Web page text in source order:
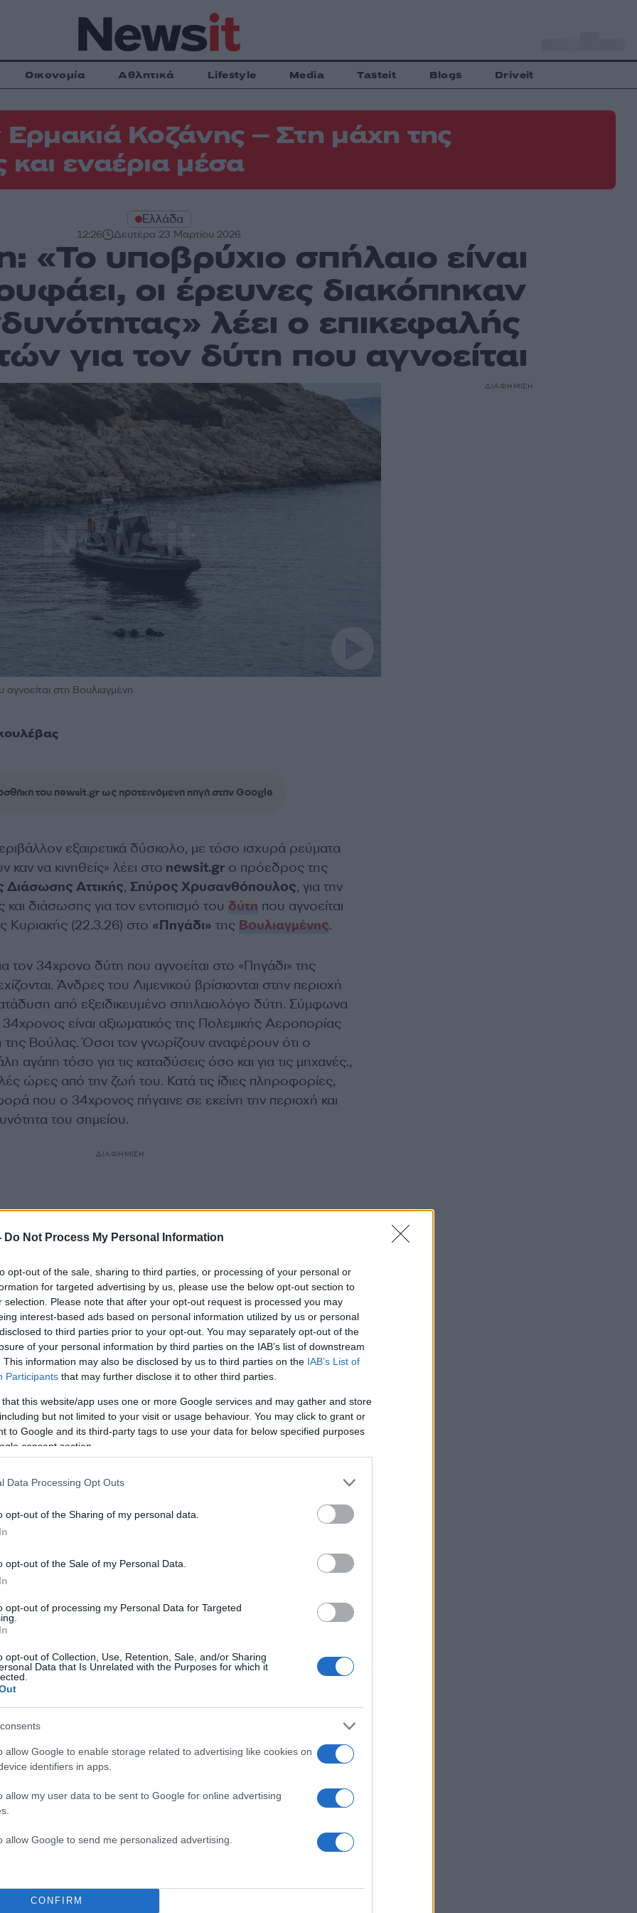
Do Not Process My Personal Information
opt-out of the sale, sharing to third parties, or processing of your personal or
for targeted advertising by us, please use the below opt-out section to
selection. Please note that after your opt-out request is processed you may
interest-based ads based on personal information utilized by us or personal
to third parties prior to your opt-out. You may separately opt-out of the
of your personal information by third parties on the IAB’s list of downstream
This information may also be disclosed by us to third parties on the IAB’s List of
Participants that may further disclose it to other third parties.
that this website/app uses one or more Google services and may gather and store
but not limited to your visit or usage behaviour. You may click to grant or
to Google and its third-party tags to use your data for below specified purposes
consent section.
Data Processing Opt Outs
opt-out of the Sharing of my personal data.
opt-out of the Sale of my Personal Data.
opt-out of processing my Personal Data for Targeted
opt-out of Collection, Use, Retention, Sale, and/or Sharing
Data that Is Unrelated with the Purposes for which it
allow Google to enable storage related to advertising like cookies on
identifiers in apps.
allow my user data to be sent to Google for online advertising
allow Google to send me personalized advertising.
CONFIRM
Οικονομία Αθλητικά Lifestyle Media Tasteit Blogs Driveit
Κοζάνης – Στη μάχη της
εναέρια μέσα
Ελλάδα
12:26 Δευτέρα 23 Μαρτίου 2026
«Το υποβρύχιο σπήλαιο είναι
οι έρευνες διακόπηκαν
λέει ο επικεφαλής
για τον δύτη που αγνοείται
στη Βουλιαγμένη
του newsit.gr ως προτεινόμενη πηγή στην Google
εξαιρετικά δύσκολο, με τόσο ισχυρά ρεύματα
να κινηθείς» λέει στο newsit.grο πρόεδρος της
Αττικής, Σπύρος Χρυσανθόπουλος, για την
και διάσωσης για τον εντοπισμό του δύτη που αγνοείται
Κυριακής (22.3.26) στο «Πηγάδι» της Βουλιαγμένης.
τον 34χρονο δύτη που αγνοείται στο «Πηγάδι» της
Άνδρες του Λιμενικού βρίσκονται στην περιοχή
από εξειδικευμένο σπηλαιολόγο δύτη. Σύμφωνα
είναι αξιωματικός της Πολεμικής Αεροπορίας
της Βούλας. Όσοι τον γνωρίζουν αναφέρουν ότι ο
αγάπη τόσο για τις καταδύσεις όσο και για τις μηχανές.,
ώρες από την ζωή του. Κατά τις ίδιες πληροφορίες,
που ο 34χρονος πήγαινε σε εκείνη την περιοχή και
του σημείου.
ΔΙΑΦΗΜΙΣΗ
ο Σπύρος Χρυσανθόπουλος, η κινητοποίηση
μετά από κλήση από το Λιμεναρχείο ότι υπάρχουν
και τελικά υπήρχε ένας δύτης εγκλωβισμένος, ενώ ο
να βγει και να ζητήσει βοήθεια», ανέφερε
ΔΙΑΦΗΜΙΣΗ